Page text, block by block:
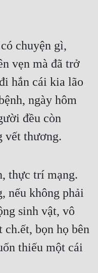
chuyện gì,
vẹn mà đã trở
hắn cái kia lão
ngày hôm
đều còn
vết thương.
thực trí mạng.
nếu không phải
sinh vật, vô
bọn họ bên
thiếu một cái